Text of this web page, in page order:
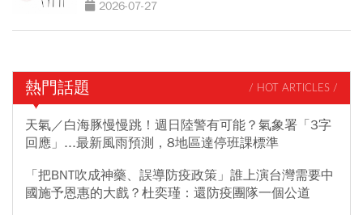
2026-07-27
熱門話題 / HOT ARTICLES /
天氣／白海豚慢慢跳！週日陸警有可能？氣象署「3字
回應」...最新風雨預測，8地區達停班課標準
「把BNT吹成神藥、誤導防疫政策」誰上演台灣需要中
國施予恩惠的大戲？杜奕瑾：還防疫團隊一個公道